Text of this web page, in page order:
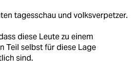
tagesschau und volksverpetzer.
diese Leute zu einem
Teil selbst für diese Lage
sind.